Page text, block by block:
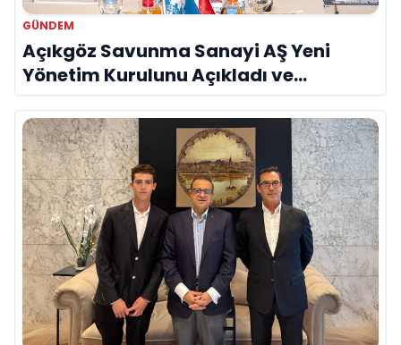
GÜNDEM
Açıkgöz Savunma Sanayi AŞ Yeni
Yönetim Kurulunu Açıkladı ve
Savunma Sanayinde Küresel Vizyon
Vurgusu